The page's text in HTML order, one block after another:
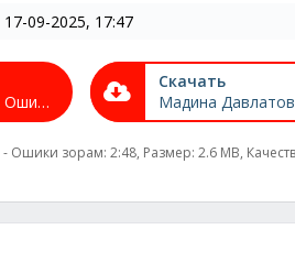
17-09-2025, 17:47
Мадина Давлатова ,Азизхони Ризо - Ошики зорам
Скачать
- Ошики зорам: 2:48, Размер: 2.6 MB,